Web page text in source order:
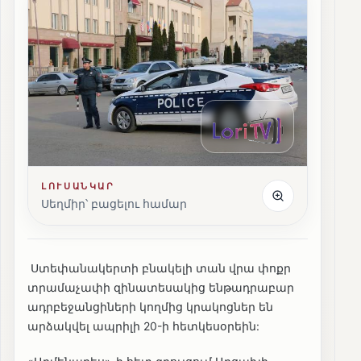
ԼՈՒՍԱՆԿԱՐ
Սեղմիր՝ բացելու համար
Ստեփանակերտի բնակելի տան վրա փոքր
տրամաչափի զինատեսակից ենթադրաբար
ադրբեջանցիների կողմից կրակոցներ են
արձակվել ապրիլի 20-ի հետկեսօրեին: